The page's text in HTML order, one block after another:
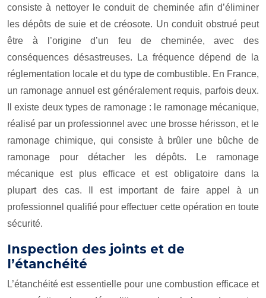
consiste à nettoyer le conduit de cheminée afin d’éliminer
les dépôts de suie et de créosote. Un conduit obstrué peut
être à l’origine d’un feu de cheminée, avec des
conséquences désastreuses. La fréquence dépend de la
réglementation locale et du type de combustible. En France,
un ramonage annuel est généralement requis, parfois deux.
Il existe deux types de ramonage : le ramonage mécanique,
réalisé par un professionnel avec une brosse hérisson, et le
ramonage chimique, qui consiste à brûler une bûche de
ramonage pour détacher les dépôts. Le ramonage
mécanique est plus efficace et est obligatoire dans la
plupart des cas. Il est important de faire appel à un
professionnel qualifié pour effectuer cette opération en toute
sécurité.
Inspection des joints et de
l’étanchéité
L’étanchéité est essentielle pour une combustion efficace et